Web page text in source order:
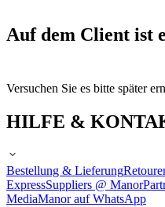
Auf dem Client ist
Versuchen Sie es bitte später
HILFE &
Bestellung & Lieferung
ExpressSuppliers @ Manor
MediaManor auf WhatsApp